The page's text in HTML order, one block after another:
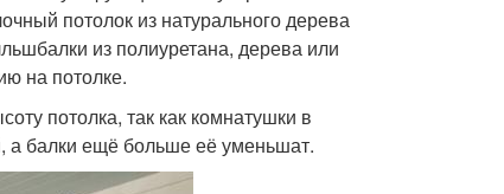
потолок из натурального дерева
из полиуретана, дерева или
на потолке.
потолка, так как комнатушки в
а балки ещё больше её уменьшат.